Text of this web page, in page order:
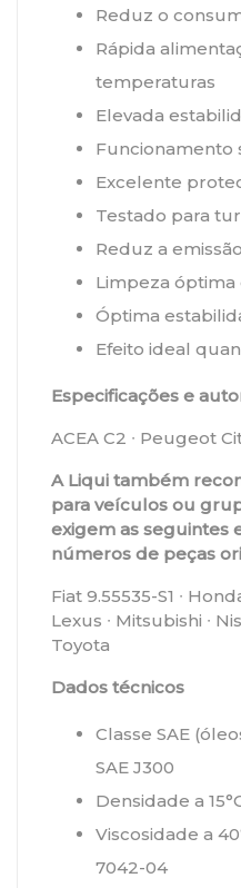
Reduz o
Rápida
temperaturas
Elevada
Funcionamento
Excelente
Testado para
Reduz a
Limpeza
Óptima
Efeito ideal
Especificações e
ACEA C2 ∙ Peugeot
A Liqui também
para veículos ou
exigem as seguintes
números de peças
Fiat 9.55535-S1 ∙
Lexus ∙ Mitsubishi ∙
Toyota
Dados técnicos
Classe SAE
SAE J300
Densidade a
Viscosidade a
7042-04